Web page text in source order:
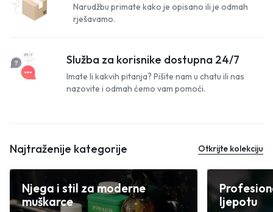
Narudžbu primate kako je opisano ili je odmah
rješavamo.
Služba za korisnike dostupna 24/7
Imate li kakvih pitanja? Pišite nam u chatu ili nas
nazovite i odmah ćemo vam pomoći.
Najtraženije kategorije Otkrijte kolekciju
Njega i stil za moderne
muškarce
ljepotu